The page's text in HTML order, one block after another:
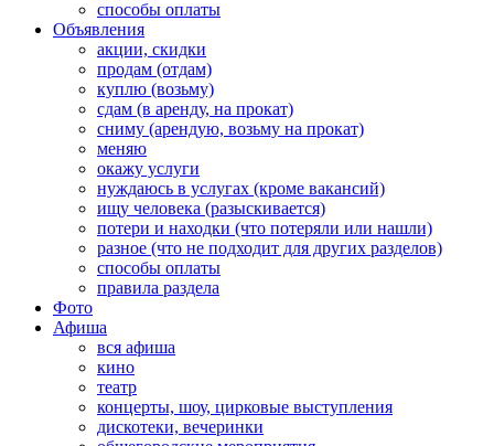
способы оплаты
Объявления
акции, скидки
продам (отдам)
куплю (возьму)
сдам (в аренду, на прокат)
сниму (арендую, возьму на прокат)
меняю
окажу услуги
нуждаюсь в услугах (кроме вакансий)
ищу человека (разыскивается)
потери и находки (что потеряли или нашли)
разное (что не подходит для других разделов)
способы оплаты
правила раздела
Фото
Афиша
вся афиша
кино
театр
концерты, шоу, цирковые выступления
дискотеки, вечеринки